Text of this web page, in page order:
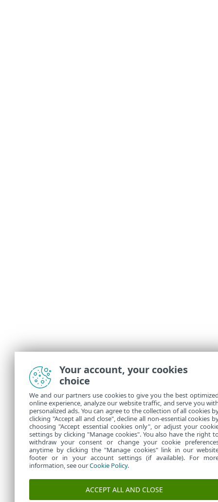
Your account, your cookies
choice
We and our partners use cookies to give you the best
online experience, analyze our website traffic, and serve you
personalized ads. You can agree to the collection of all cookies
clicking "Accept all and close", decline all non-essential cookies
choosing "Accept essential cookies only", or adjust your
settings by clicking "Manage cookies". You also have the right
withdraw your consent or change your cookie
anytime by clicking the "Manage cookies" link in our
footer or in your account settings (if available). For
information, see ourCookie Policy.
ACCEPT ALL AND CLOSE